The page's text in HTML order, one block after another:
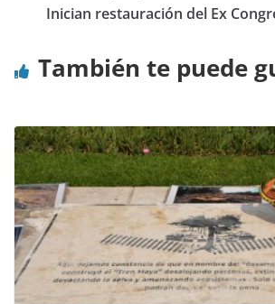
Inician restauración del Ex
También te puede